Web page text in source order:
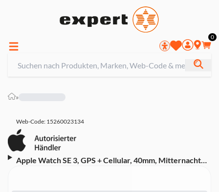
0
»
Web-Code: 15260023134
Apple Watch SE 3, GPS + Cellular, 40mm, Mitternacht